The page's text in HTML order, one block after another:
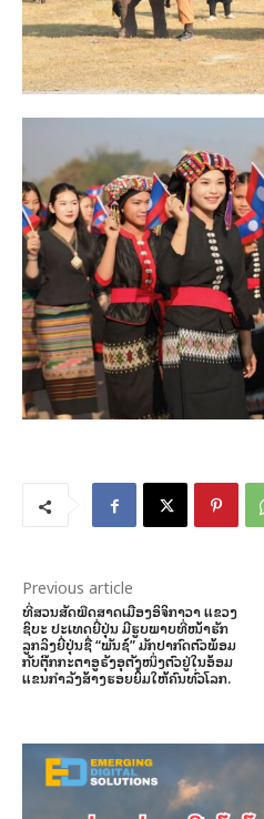
Previous article
ທີ່ສວນສັດພືດສາດເມືອງອິຈິກາວາ ແຂວງ
ຊິບະ ປະເທດຍີ່ປຸ່ນ ມີຮູບພາບທີ່ໜ້າຮັກ
ລູກລິງຍີ່ປຸ່ນຊື່ “ພັນຊ໌” ມັກປາກົດຕົວພ້ອມ
ກັບຕຸ໊ກກະຕາອູຣັງອຸຕັງໜຶ່ງຕົວຢູ່ໃນອ້ອມ
ແຂນກຳລັງສ້າງຮອຍຍິ້ມໃຫ້ຄົນທົ່ວໂລກ.